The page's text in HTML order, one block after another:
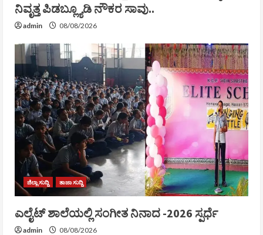
ನಿವೃತ್ತ ಪಿಡಬ್ಲ್ಯೂಡಿ ನೌಕರ ಸಾವು..
admin 08/08/2026
ಜಿಲ್ಲಾ ಸುದ್ದಿ ತಾಜಾ ಸುದ್ದಿ
ಎಲೈಟ್ ಶಾಲೆಯಲ್ಲಿ ಸಂಗೀತ ನಿನಾದ -2026 ಸ್ಪರ್ಧೆ
admin 08/08/2026